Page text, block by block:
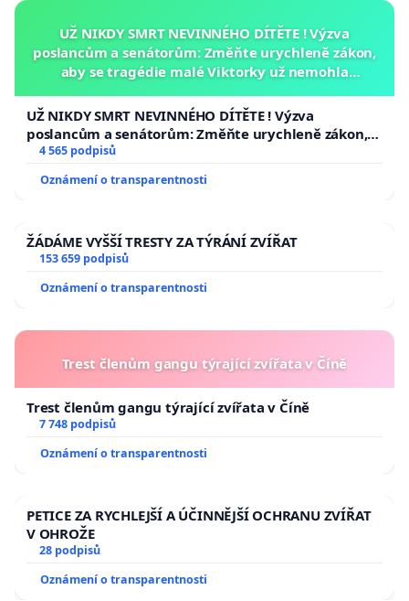
UŽ NIKDY SMRT NEVINNÉHO DÍTĚTE ! Výzva
poslancům a senátorům: Změňte urychleně zákon,
aby se tragédie malé Viktorky už nemohla
UŽ NIKDY SMRT NEVINNÉHO DÍTĚTE ! Výzva
poslancům a senátorům: Změňte urychleně zákon,
aby se tragédie malé Viktorky už nemohla opakovat!
4 565 podpisů
Oznámení o transparentnosti
ŽÁDÁME VYŠŠÍ TRESTY ZA TÝRÁNÍ ZVÍŘAT
153 659 podpisů
Oznámení o transparentnosti
Trest členům gangu týrající zvířata v Číně
Trest členům gangu týrající zvířata v Číně
7 748 podpisů
Oznámení o transparentnosti
PETICE ZA RYCHLEJŠÍ A ÚČINNĚJŠÍ OCHRANU ZVÍŘAT
V OHROŽE
28 podpisů
Oznámení o transparentnosti